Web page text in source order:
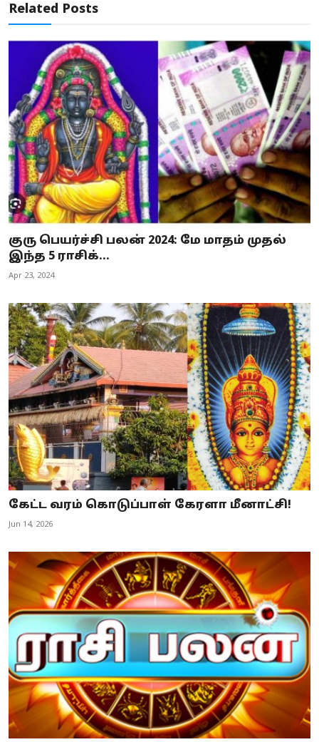
Related Posts
குரு பெயர்ச்சி பலன் 2024: மே மாதம் முதல்
இந்த 5 ராசிக்...
Apr 23, 2024
கேட்ட வரம் கொடுப்பாள் கேரளா மீனாட்சி!
Jun 14, 2026